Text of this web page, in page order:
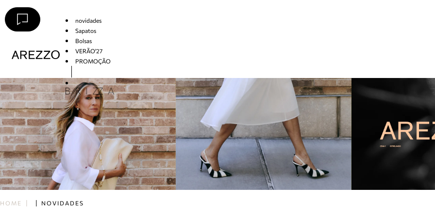
novidades
Sapatos
Bolsas
VERÃO'27
PROMOÇÃO
HOME NOVIDADES